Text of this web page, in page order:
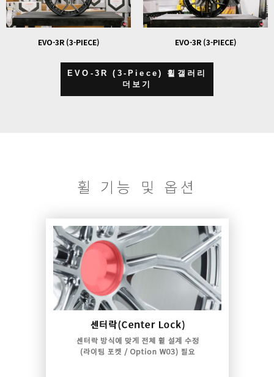
EVO-3R (3-PIECE) EVO-3R (3-PIECE)
EVO-3R (3-Piece) 휠갤러리
더보기
휠 기능 및 옵션